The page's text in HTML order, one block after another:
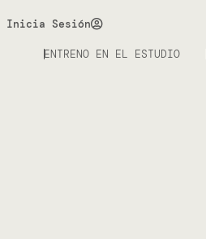
Inicia Sesión
ENTRENO EN EL ESTUDIO